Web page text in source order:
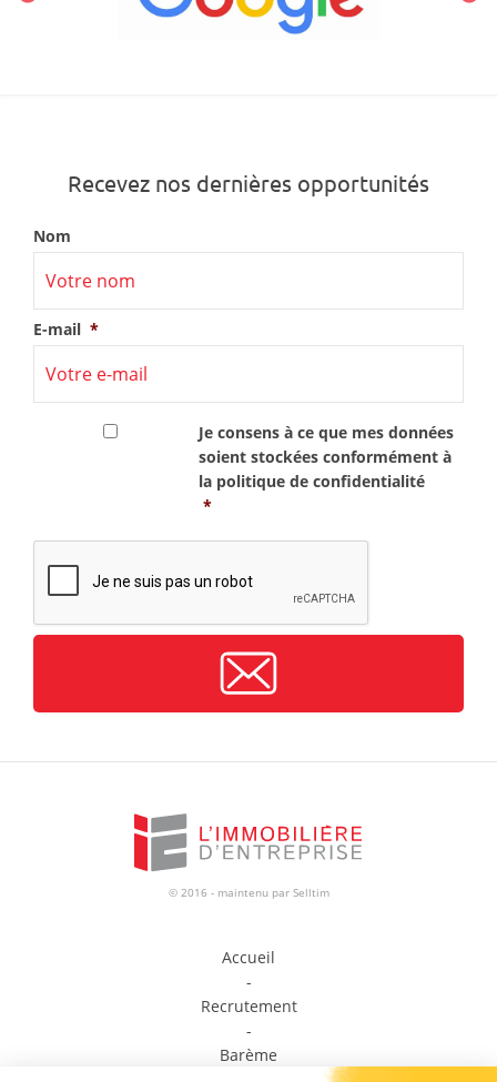
Recevez nos dernières opportunités
Nom
E-mail *
Je consens à ce que mes données
soient stockées conformément à
la politique de confidentialité
*
© 2016 - maintenu par Selltim
Accueil
-
Recrutement
-
Barème